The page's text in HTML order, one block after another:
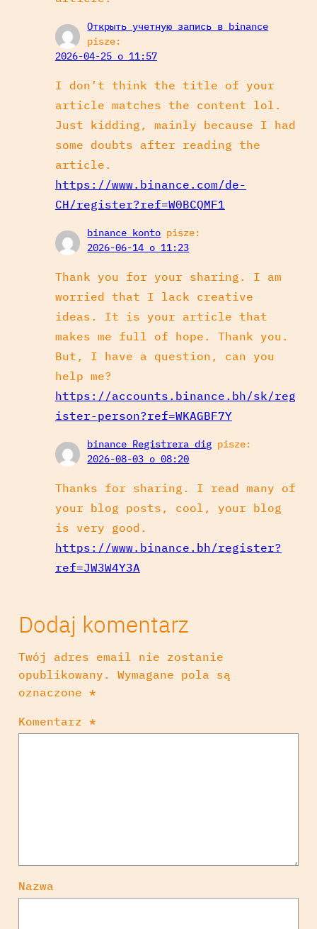
Открыть учетную запись в binance
pisze:
2026-04-25 o 11:57
I don’t think the title of your
article matches the content lol.
Just kidding, mainly because I had
some doubts after reading the
article.
https://www.binance.com/de-
CH/register?ref=W0BCQMF1
binance konto pisze:
2026-06-14 o 11:23
Thank you for your sharing. I am
worried that I lack creative
ideas. It is your article that
makes me full of hope. Thank you.
But, I have a question, can you
help me?
https://accounts.binance.bh/sk/reg
ister-person?ref=WKAGBF7Y
binance Registrera dig pisze:
2026-08-03 o 08:20
Thanks for sharing. I read many of
your blog posts, cool, your blog
is very good.
https://www.binance.bh/register?
ref=JW3W4Y3A
Dodaj komentarz
Twój adres email nie zostanie
opublikowany.
Wymagane pola są
oznaczone *
Komentarz *
Nazwa